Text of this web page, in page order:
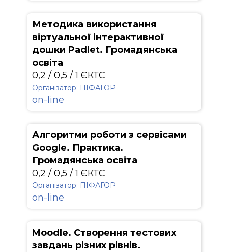
Методика використання
віртуальної інтерактивної
дошки Padlet. Громадянська
освіта
0,2 / 0,5 / 1 ЄКТС
Організатор: ПІФАГОР
on-line
Алгоритми роботи з сервісами
Google. Практика.
Громадянська освіта
0,2 / 0,5 / 1 ЄКТС
Організатор: ПІФАГОР
on-line
Moodle. Створення тестових
завдань різних рівнів.